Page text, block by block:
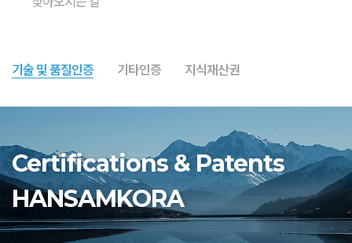
기술 및 품질인증 기타인증 지식재산권
Certifications & Patents
HANSAMKORA